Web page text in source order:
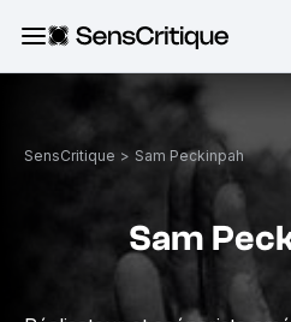
SensCritique > Sam Peckinpah
Sam